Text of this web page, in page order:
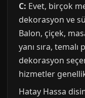
C: Evet, birçok
dekorasyon ve
Balon, çiçek,
yanı sıra,
dekorasyon
hizmetler
Hatay Hassa